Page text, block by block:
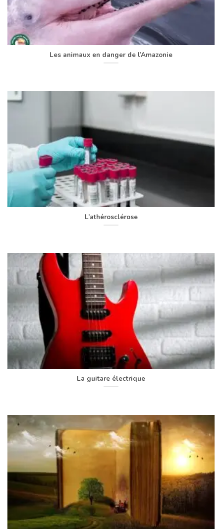
Les animaux en danger de l’Amazonie
L’athérosclérose
La guitare électrique